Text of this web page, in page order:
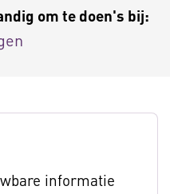
om te doen's bij:
informatie